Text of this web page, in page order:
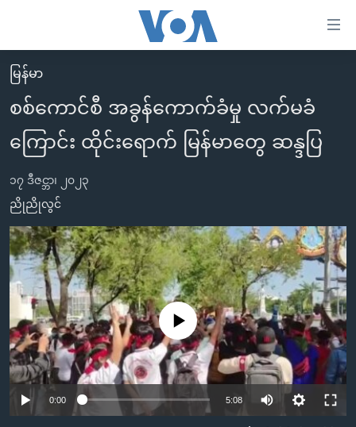
လွယ်ကူ
စေ
သည့်
Link
များ
ပင်မ
အကြောင်းအရာ
သို့
ကျော်
ကြည့်
ရန်
ပင်မ
အ
ညွန်း
စာမျက်နှာ
မူလစာမျက်နှာ
မြန်မာ
ကမ္ဘာ့သတင်းများ
အမေရိကန်
တရုတ်
အစ္စရေး-ပါလက်စတိုင်း
သတင်းလွတ်လပ်ခွင့်
ရပ်ဝန်းတခု လမ်းတခု အလွန်
အင်္ဂလိပ်စာလေ့လာမယ်
အမေရိကန်သုံးအီဒီယံ
မကြေးမုံရဲ့ အင်္ဂလိပ်စာ
ရုပ်ရှင်ထဲက အင်္ဂလိပ်စာ
သုတပဒေသာ အင်္ဂလိပ်စာ
အပတ်စဉ်ကဏ္ဍများ
ရေဒီယို
တီဗွီ
ရေဒီယိုနှင့်ရုပ်သံ အချက်အလက်များ
ရေဒီယို/တီဗွီအစီအစဉ်
Learning English
မြန်မာ
စစ်ကောင်စီ အခွန်ကောက်ခံမှု လက်မခံ
ကြောင်း ထိုင်းရောက် မြန်မာတွေ ဆန္ဒပြ
၁၇ ဒီဇင္ဘာ၊ ၂၀၂၃
ညိုညိုလွင်
No media source currently available
0:00 5:08